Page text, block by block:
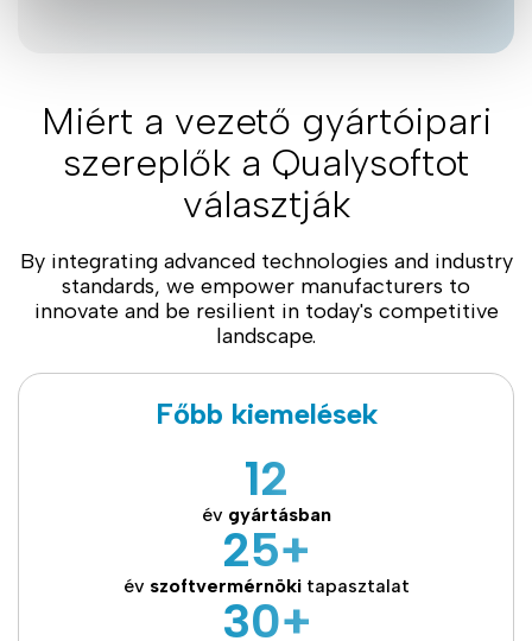
Miért a vezető gyártóipari
szereplők a Qualysoftot
választják
By integrating advanced technologies and industry
standards, we empower manufacturers to
innovate and be resilient in today's competitive
landscape.
Főbb kiemelések
12
év gyártásban
25+
év szoftvermérnökitapasztalat
30+